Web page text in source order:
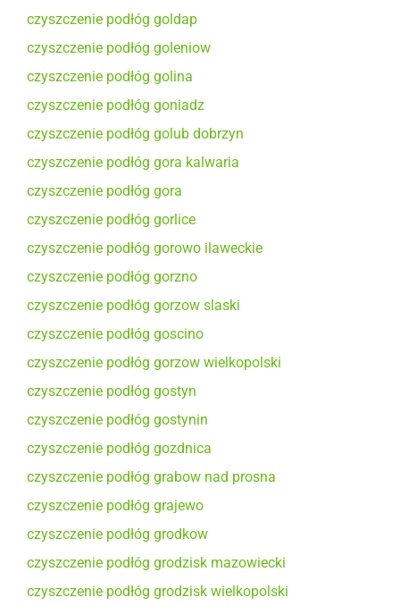
czyszczenie podłóg goldap
czyszczenie podłóg goleniow
czyszczenie podłóg golina
czyszczenie podłóg goniadz
czyszczenie podłóg golub dobrzyn
czyszczenie podłóg gora kalwaria
czyszczenie podłóg gora
czyszczenie podłóg gorlice
czyszczenie podłóg gorowo ilaweckie
czyszczenie podłóg gorzno
czyszczenie podłóg gorzow slaski
czyszczenie podłóg goscino
czyszczenie podłóg gorzow wielkopolski
czyszczenie podłóg gostyn
czyszczenie podłóg gostynin
czyszczenie podłóg gozdnica
czyszczenie podłóg grabow nad prosna
czyszczenie podłóg grajewo
czyszczenie podłóg grodkow
czyszczenie podłóg grodzisk mazowiecki
czyszczenie podłóg grodzisk wielkopolski